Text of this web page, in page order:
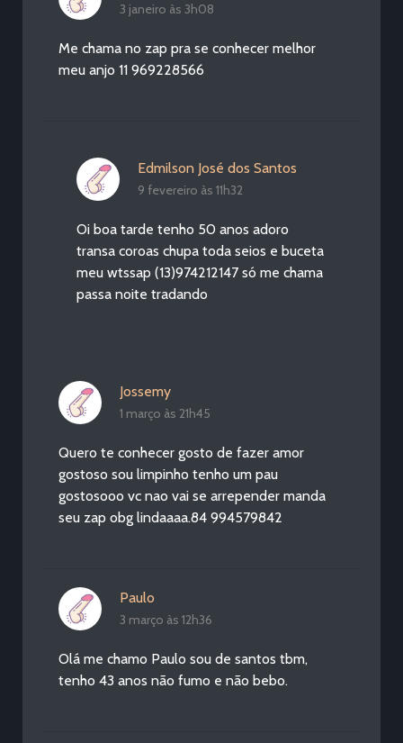
3 janeiro às 3h08
Me chama no zap pra se conhecer melhor
meu anjo 11 969228566
Edmilson José dos Santos
9 fevereiro às 11h32
Oi boa tarde tenho 50 anos adoro
transa coroas chupa toda seios e buceta
meu wtssap (13)974212147 só me chama
passa noite tradando
Jossemy
1 março às 21h45
Quero te conhecer gosto de fazer amor
gostoso sou limpinho tenho um pau
gostosooo vc nao vai se arrepender manda
seu zap obg lindaaaa.84 994579842
Paulo
3 março às 12h36
Olá me chamo Paulo sou de santos tbm,
tenho 43 anos não fumo e não bebo.